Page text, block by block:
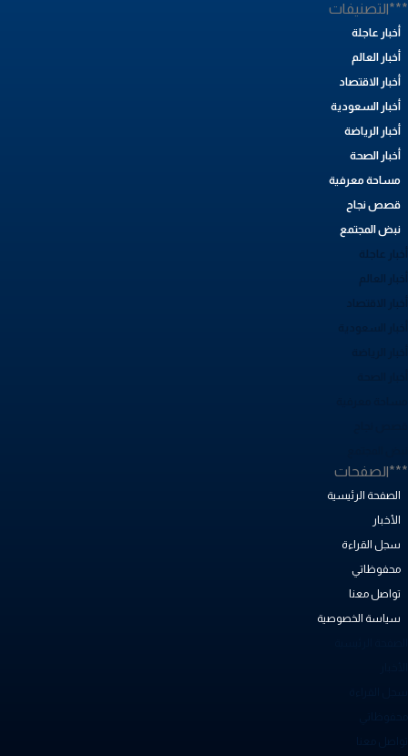
أخبار عاجلة
أخبار العالم
أخبار الاقتصاد
أخبار السعودية
أخبار الرياضة
أخبار الصحة
مساحة معرفية
قصص نجاح
نبض المجتمع
عاجلة
العالم
الاقتصاد
الصفحة الرئيسية
الأخبار
سجل القراءة
محفوظاتي
تواصل معنا
سياسة الخصوصية